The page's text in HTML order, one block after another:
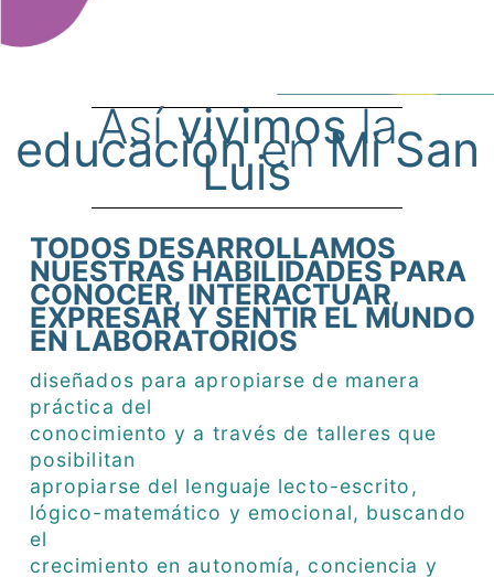
Asívivimosla
educaciónenMi San
Luis
TODOS DESARROLLAMOS
NUESTRAS HABILIDADES PARA
CONOCER, INTERACTUAR,
EXPRESAR Y SENTIR EL MUNDO
EN LABORATORIOS
diseñados para apropiarse de manera
práctica del
conocimiento y a través de talleres que
posibilitan
apropiarse del lenguaje lecto-escrito,
lógico-matemático y emocional, buscando
el
crecimiento en autonomía, conciencia y